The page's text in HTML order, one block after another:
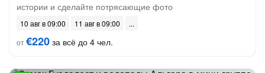
истории и сделайте потрясающие фото
10 авг в 09:00
11 авг в 09:00
от€220 за всё до 4 чел.